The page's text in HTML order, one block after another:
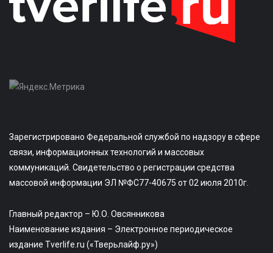
Зарегистрировано Федеральной службой по надзору в сфере
связи, информационных технологий и массовых
коммуникаций. Свидетельство о регистрации средства
массовой информации ЭЛ №ФС77-40675 от 02 июля 2010г.
Главный редактор – Ю.О. Овсянникова
Наименование издания – Электронное периодическое
издание Tverlife.ru («Тверьлайф.ру»)